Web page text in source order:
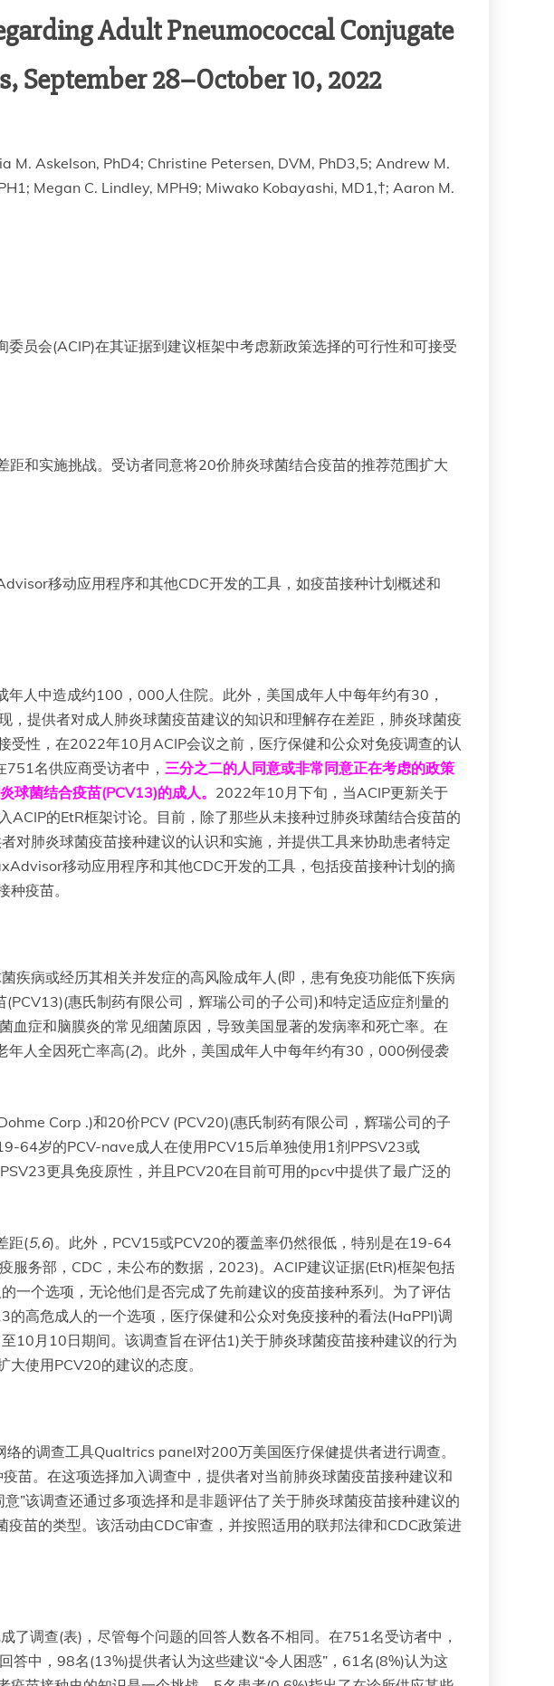
Adult Pneumococcal Conjugate
28–October 10, 2022
M. Askelson, PhD4; Christine Petersen, DVM, PhD3,5; Andrew M.
Megan C. Lindley, MPH9; Miwako Kobayashi, MD1,†; Aaron M.
员会(ACIP)在其证据到建议框架中考虑新政策选择的可行性和可接受
和实施挑战。受访者同意将20价肺炎球菌结合疫苗的推荐范围扩大
移动应用程序和其他CDC开发的工具，如疫苗接种计划概述和
人中造成约100，000人住院。此外，美国成年人中每年约有30，
提供者对成人肺炎球菌疫苗建议的知识和理解存在差距，肺炎球菌疫
受性，在2022年10月ACIP会议之前，医疗保健和公众对免疫调查的认
名供应商受访者中， 三分之二的人同意或非常同意正在考虑的政策
菌结合疫苗(PCV13)的成人。 2022年10月下旬，当ACIP更新关于
的EtR框架讨论。目前，除了那些从未接种过肺炎球菌结合疫苗的
对肺炎球菌疫苗接种建议的认识和实施，并提供工具来协助患者特定
移动应用程序和其他CDC开发的工具，包括疫苗接种计划的摘
疫苗。
疾病或经历其相关并发症的高风险成年人(即，患有免疫功能低下疾病
惠氏制药有限公司，辉瑞公司的子公司)和特定适应症剂量的
症和脑膜炎的常见细菌原因，导致美国显著的发病率和死亡率。在
年人全因死亡率高(2)。此外，美国成年人中每年约有30，000例侵袭
Corp .)和20价PCV (PCV20)(惠氏制药有限公司，辉瑞公司的子
64岁的PCV-nave成人在使用PCV15后单独使用1剂PPSV23或
更具免疫原性，并且PCV20在目前可用的pcv中提供了最广泛的
距(5,6)。此外，PCV15或PCV20的覆盖率仍然很低，特别是在19-64
服务部，CDC，未公布的数据，2023)。ACIP建议证据(EtR)框架包括
一个选项，无论他们是否完成了先前建议的疫苗接种系列。为了评估
高危成人的一个选项，医疗保健和公众对免疫接种的看法(HaPPI)调
10月10日期间。该调查旨在评估1)关于肺炎球菌疫苗接种建议的行为
使用PCV20的建议的态度。
的调查工具Qualtrics panel对200万美国医疗保健提供者进行调查。
苗。在这项选择加入调查中，提供者对当前肺炎球菌疫苗接种建议和
”该调查还通过多项选择和是非题评估了关于肺炎球菌疫苗接种建议的
苗的类型。该活动由CDC审查，并按照适用的联邦法律和CDC政策进
调查(表)，尽管每个问题的回答人数各不相同。在751名受访者中，
答中，98名(13%)提供者认为这些建议“令人困惑”，61名(8%)认为这